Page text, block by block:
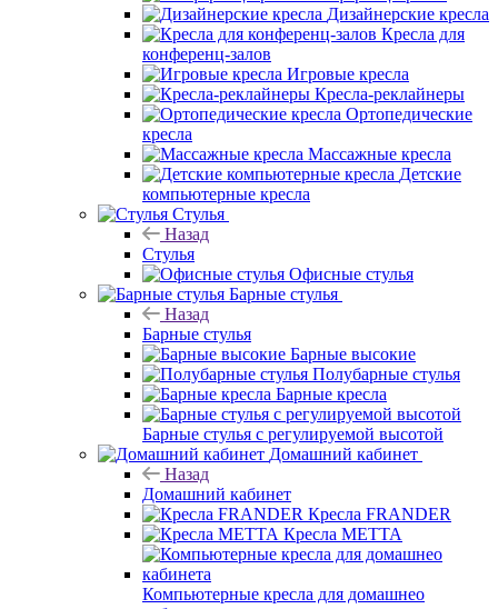
Дизайнерские кресла
Кресла для
конференц-залов
Игровые кресла
Кресла-реклайнеры
Ортопедические
кресла
Массажные кресла
Детские
компьютерные кресла
Стулья
Назад
Стулья
Офисные стулья
Барные стулья
Назад
Барные стулья
Барные высокие
Полубарные стулья
Барные кресла
Барные стулья с регулируемой высотой
Домашний кабинет
Назад
Домашний кабинет
Кресла FRANDER
Кресла METTA
Компьютерные кресла для домашнео